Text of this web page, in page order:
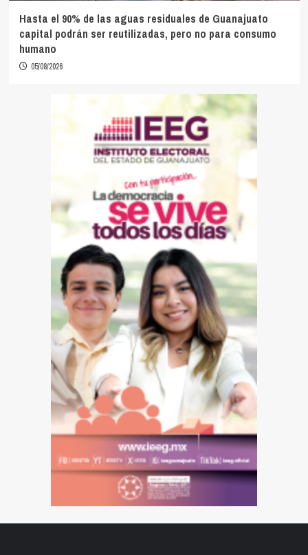
Hasta el 90% de las aguas residuales de Guanajuato
capital podrán ser reutilizadas, pero no para consumo
humano
05/08/2026